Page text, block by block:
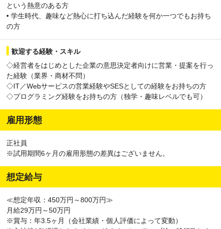
という熱意のある方
• 学生時代、趣味など熱心に打ち込んだ経験を何か一つでもお持ち
の方
歓迎する経験・スキル
◇経営者をはじめとした企業の意思決定者向けに営業・提案を行っ
た経験（業界・商材不問）
◇IT／Webサービスの営業経験やSESとしての経験をお持ちの方
◇プログラミング経験をお持ちの方（独学・趣味レベルでも可）
雇用形態
正社員
※試用期間6ヶ月の雇用形態の差異はございません。
想定給与
≪想定年収：450万円～800万円≫
月給29万円～50万円
※賞与：年3.5ヶ月（会社業績・個人評価によって変動）